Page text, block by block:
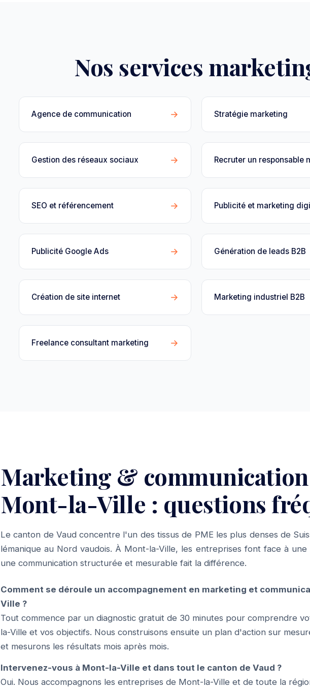
Nos services
Agence de communication → Stratégie marketing
Gestion des réseaux sociaux → Recruter un responsable
SEO et référencement → Publicité et marketing
Publicité Google Ads → Génération de leads B2B
Création de site internet → Marketing industriel B2B
Freelance consultant marketing →
Marketing &
Mont-la-Ville : questions
Le canton de Vaud concentre l'un des tissus de PME les plus denses de
lémanique au Nord vaudois. À Mont-la-Ville, les entreprises font face à
une communication structurée et mesurable fait la différence.
Comment se déroule un accompagnement en marketing et
Ville ?
Tout commence par un diagnostic gratuit de 30 minutes pour comprendre
la-Ville et vos objectifs. Nous construisons ensuite un plan d'action sur
et mesurons les résultats mois après mois.
Intervenez-vous à Mont-la-Ville et dans tout le canton de Vaud ?
Oui. Nous accompagnons les entreprises de Mont-la-Ville et de toute la